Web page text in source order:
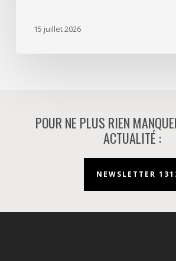
15 juillet 2026
POUR NE PLUS RIEN
ACTUALITÉ :
NEWSLETTER